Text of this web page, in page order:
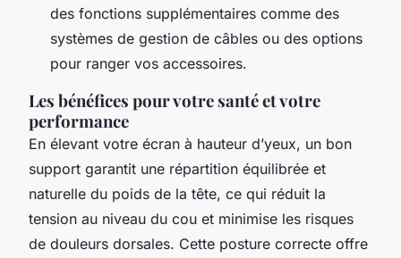
des fonctions supplémentaires comme des
systèmes de gestion de câbles ou des options
pour ranger vos accessoires.
Les bénéfices pour votre santé et votre
performance
En élevant votre écran à hauteur d’yeux, un bon
support garantit une répartition équilibrée et
naturelle du poids de la tête, ce qui réduit la
tension au niveau du cou et minimise les risques
de douleurs dorsales. Cette posture correcte offre